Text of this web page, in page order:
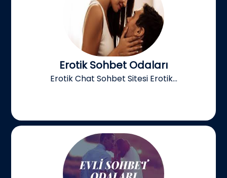
Erotik Sohbet Odaları
Erotik Chat Sohbet Sitesi Erotik...